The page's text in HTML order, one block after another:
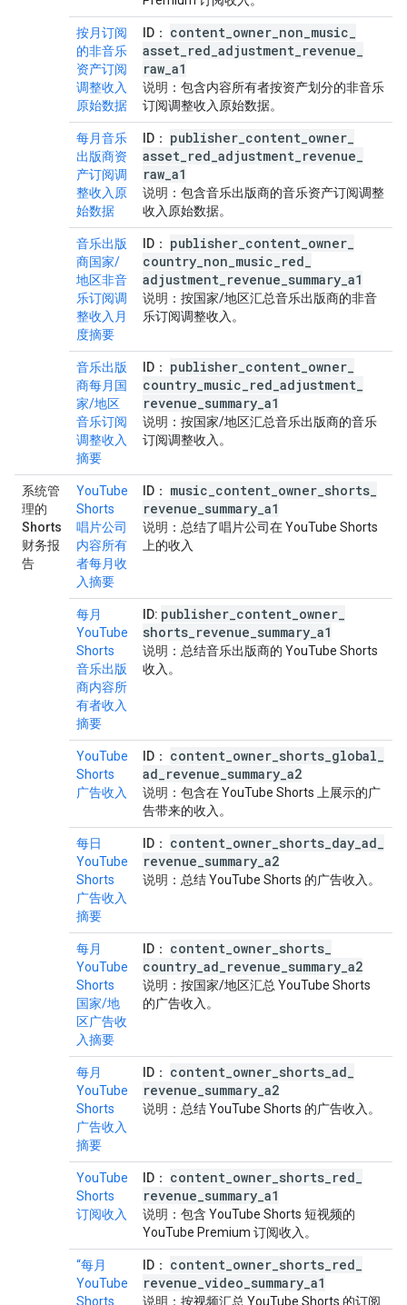
按月订阅
的非音乐
资产订阅
调整收入
原始数据
ID ： content owner non music
asset red adjustment revenue
raw a1
说明 ：包含内容所有者按资产划分的非音乐
订阅调整收入原始数据。
每月音乐
出版商资
产订阅调
整收入原
始数据
ID ： publisher content owner
asset red adjustment revenue
raw a1
说明 ：包含音乐出版商的音乐资产订阅调整
收入原始数据。
音乐出版
商国家/
地区非音
乐订阅调
整收入月
度摘要
ID ： publisher content owner
country non music red
adjustment revenue summary a1
说明 ：按国家/地区汇总音乐出版商的非音
乐订阅调整收入。
音乐出版
商每月国
家/地区
音乐订阅
调整收入
摘要
ID ： publisher content owner
country music red adjustment
revenue summary a1
说明 ：按国家/地区汇总音乐出版商的音乐
订阅调整收入。
系统管
理的
Shorts
财务报
告
YouTube
Shorts
唱片公司
内容所有
者每月收
入摘要
ID ： music content owner shorts
revenue summary a1
说明 ：总结了唱片公司在 YouTube Shorts
上的收入
每月
YouTube
Shorts
音乐出版
商内容所
有者收入
摘要
ID: publisher content owner
shorts revenue summary a1
说明 ：总结音乐出版商的 YouTube Shorts
收入。
YouTube
Shorts
广告收入
ID ： content owner shorts global
ad revenue summary a2
说明 ：包含在 YouTube Shorts 上展示的广
告带来的收入。
每日
YouTube
Shorts
广告收入
摘要
ID ： content owner shorts day ad
revenue summary a2
说明 ：总结 YouTube Shorts 的广告收入。
每月
YouTube
Shorts
国家/地
区广告收
入摘要
ID ： content owner shorts
country ad revenue summary a2
说明 ：按国家/地区汇总 YouTube Shorts
的广告收入。
每月
YouTube
Shorts
广告收入
摘要
ID ： content owner shorts ad
revenue summary a2
说明 ：总结 YouTube Shorts 的广告收入。
YouTube
Shorts
订阅收入
ID ： content owner shorts red
revenue summary a1
说明 ：包含 YouTube Shorts 短视频的
YouTube Premium 订阅收入。
“每月
YouTube
Shorts
ID ： content owner shorts red
revenue video summary a1
说明 ：按视频汇总 YouTube Shorts 的订阅